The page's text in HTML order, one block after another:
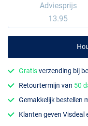
Adviesprijs
13.95
Gratisverzending bij
Retourtermijn van 50
Gemakkelijk bestellen
Klanten geven Visdeal